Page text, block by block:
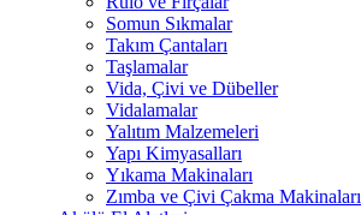
Somun Sıkmalar
Takım Çantaları
Taşlamalar
Vida, Çivi ve Dübeller
Vidalamalar
Yalıtım Malzemeleri
Yapı Kimyasalları
Yıkama Makinaları
Zımba ve Çivi Çakma Makinaları